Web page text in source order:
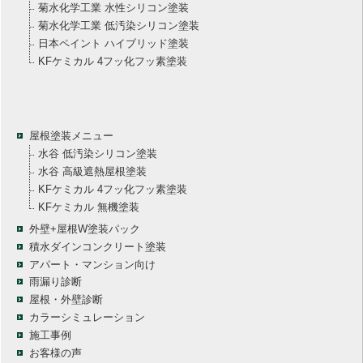
菊水化学工業 水性シリコン塗装
菊水化学工業 低汚染シリコン塗装
日本ペイント ハイブリッド塗装
KFケミカル 4フッ化フッ素塗装
屋根塗装メニュー
水谷 低汚染シリコン塗装
水谷 高級遮熱屋根塗装
KFケミカル 4フッ化フッ素塗装
KFケミカル 無機塗装
外壁+屋根W塗装パック
積水ダインコンクリート塗装
アパート・マンション向け
雨漏り診断
屋根・外壁診断
カラーシミュレーション
施工事例
お客様の声